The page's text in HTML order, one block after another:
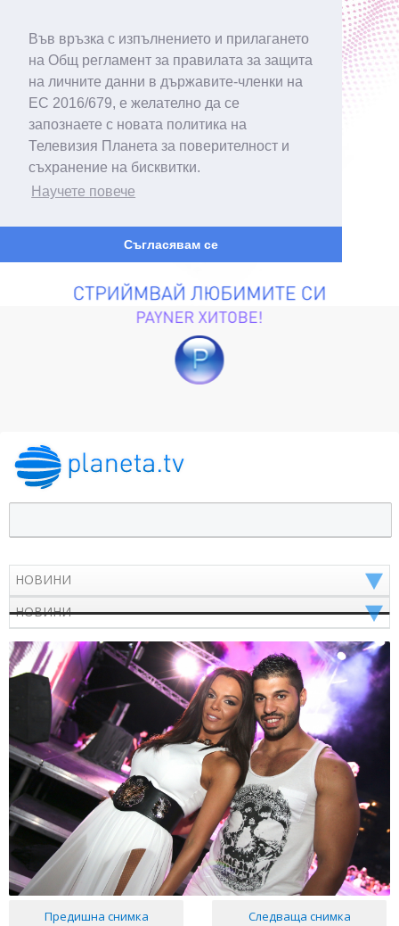
Във връзка с изпълнението и прилагането
на Общ регламент за правилата за защита
на личните данни в държавите-членки на
ЕС 2016/679, е желателно да се
запознаете с новата политика на
Телевизия Планета за поверителност и
съхранение на бисквитки.
Научете повече
Съгласявам се
Предишна снимка Следваща снимка